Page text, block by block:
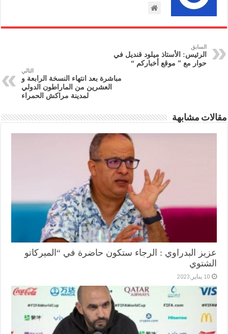
السابق
الرئيس: الأستاذ ميلود قنديل في
حوار مع ” موقع أخباركم “
التالي
مباشرة بعد انتهاء النسخة الرابعة و
العشرين من الماراطون الدولي
لمدينة مراكش الحمراء
مقالات مشابهة
عزيز البدراوي : الرجاء ستكون حاضرة في “الميركاتو
الشتوي
10 يناير,2023